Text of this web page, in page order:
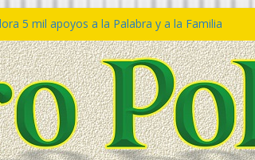
5 mil apoyos a la Palabra y a la Familia
Declaraciones de Procedencia en contra
𝙂𝙤𝙗𝙞𝙚𝙧𝙣𝙤 𝙙𝙚𝙡 𝙀𝙨𝙩𝙖𝙙𝙤 𝙖 𝙙𝙞𝙨𝙛𝙧𝙪𝙩𝙖𝙧
𝙙𝙚𝙡 𝙈𝙖𝙧 𝙚𝙣 𝘾𝙤𝙖𝙩𝙯𝙖𝙘𝙤𝙖𝙡𝙘𝙤𝙨
de policías con vocación de servicio y
SSP
rechaza acusaciones y asegura que
solicitud de desafuero